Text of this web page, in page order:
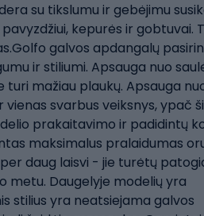
su tikslumu ir gebėjimu
kepurės ir gobtuvai.
galvos apdangalų
ir stiliumi. Apsauga nuo
mažiau plaukų. Apsauga
svarbus veiksnys, ypač
prakaitavimo ir padidintų
maksimalus pralaidumas
daug laisvi - jie turėtų
metu. Daugelyje modelių yra
stilius yra neatsiejama galvos